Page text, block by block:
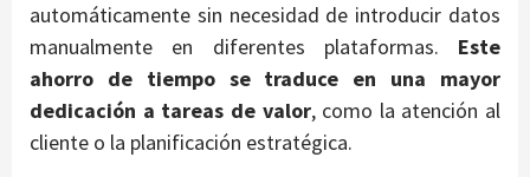
automáticamente sin necesidad de introducir datos
manualmente en diferentes plataformas. Este
ahorro de tiempo se traduce en una mayor
dedicación a tareas de valor, como la atención al
cliente o la planificación estratégica.